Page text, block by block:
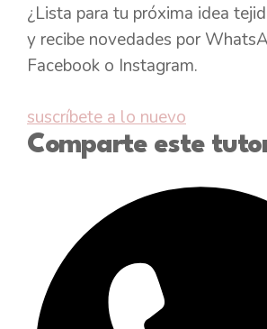
¿Lista para tu próxima idea
y recibe novedades por
Facebook o Instagram.
suscríbete a lo nuevo
Comparte este